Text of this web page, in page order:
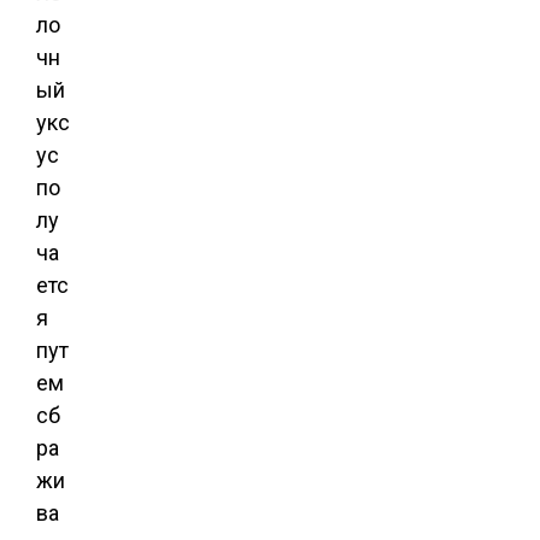
ло
чн
ый
укс
ус
по
лу
ча
етс
я
пут
ем
сб
ра
жи
ва